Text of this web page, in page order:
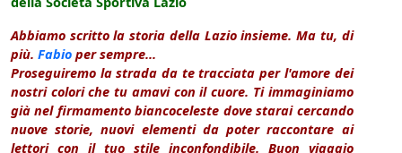
Abbiamo scritto la storia della Lazio insieme. Ma tu, di
più. Fabio per sempre...
Proseguiremo la strada da te tracciata per l'amore dei
nostri colori che tu amavi con il cuore. Ti immaginiamo
già nel firmamento biancoceleste dove starai cercando
nuove storie, nuovi elementi da poter raccontare ai
lettori con il tuo stile inconfondibile. Buon viaggio